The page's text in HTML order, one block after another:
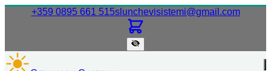
+359 0895 661 515Нашият телефонен номер.
slunchevisistemi@gmail.com